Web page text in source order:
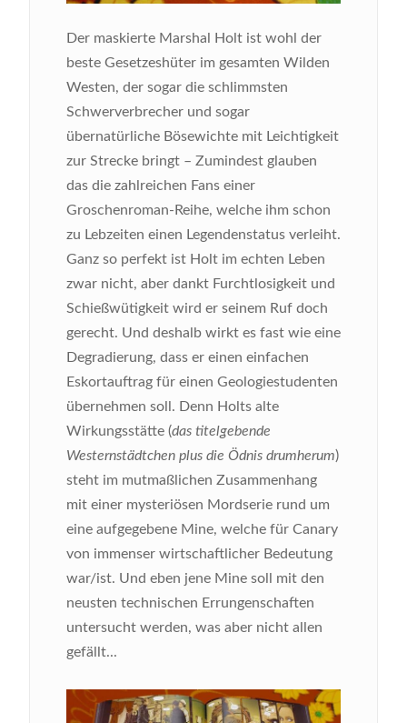
Der maskierte Marshal Holt ist wohl der
beste Gesetzeshüter im gesamten Wilden
Westen, der sogar die schlimmsten
Schwerverbrecher und sogar
übernatürliche Bösewichte mit Leichtigkeit
zur Strecke bringt – Zumindest glauben
das die zahlreichen Fans einer
Groschenroman-Reihe, welche ihm schon
zu Lebzeiten einen Legendenstatus verleiht.
Ganz so perfekt ist Holt im echten Leben
zwar nicht, aber dankt Furchtlosigkeit und
Schießwütigkeit wird er seinem Ruf doch
gerecht. Und deshalb wirkt es fast wie eine
Degradierung, dass er einen einfachen
Eskortauftrag für einen Geologiestudenten
übernehmen soll. Denn Holts alte
Wirkungsstätte (das titelgebende
Westernstädtchen plus die Ödnis drumherum)
steht im mutmaßlichen Zusammenhang
mit einer mysteriösen Mordserie rund um
eine aufgegebene Mine, welche für Canary
von immenser wirtschaftlicher Bedeutung
war/ist. Und eben jene Mine soll mit den
neusten technischen Errungenschaften
untersucht werden, was aber nicht allen
gefällt...